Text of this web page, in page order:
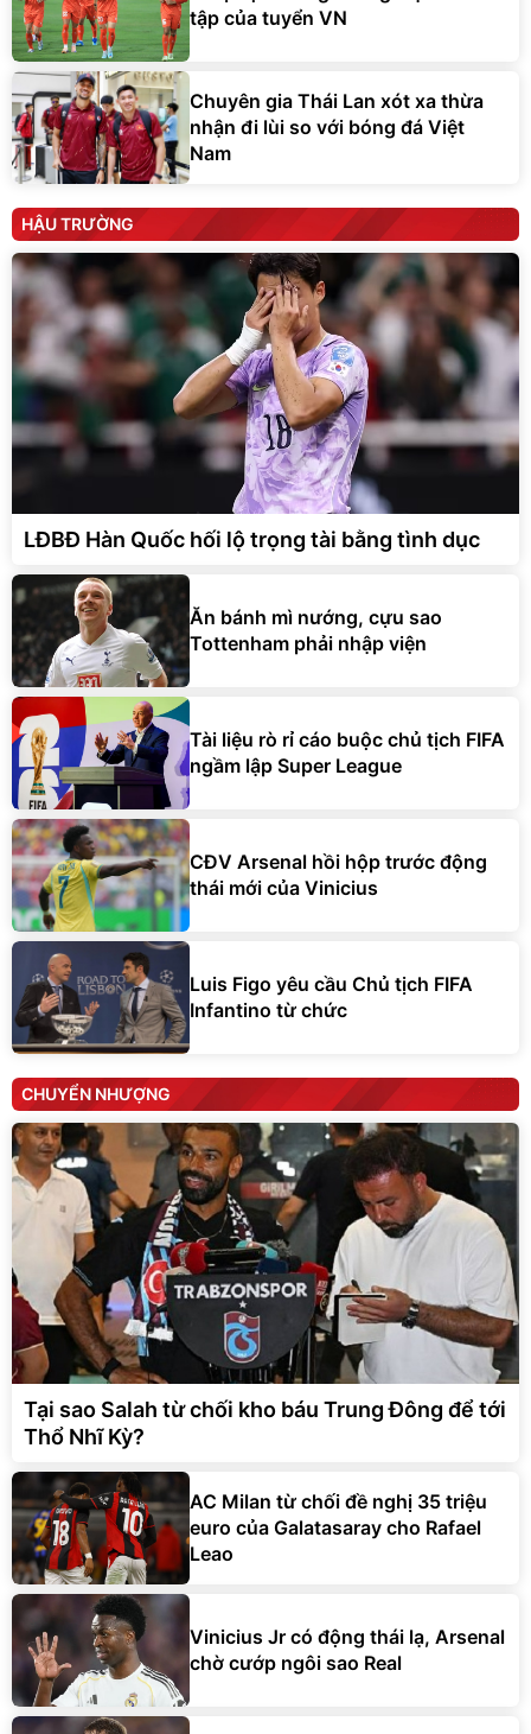
tập của tuyển VN
Chuyên gia Thái Lan xót xa thừa
nhận đi lùi so với bóng đá Việt
Nam
HẬU TRƯỜNG
LĐBĐ Hàn Quốc hối lộ trọng tài bằng tình dục
Ăn bánh mì nướng, cựu sao
Tottenham phải nhập viện
Tài liệu rò rỉ cáo buộc chủ tịch FIFA
ngầm lập Super League
CĐV Arsenal hồi hộp trước động
thái mới của Vinicius
Luis Figo yêu cầu Chủ tịch FIFA
Infantino từ chức
CHUYỂN NHƯỢNG
Tại sao Salah từ chối kho báu Trung Đông để tới
Thổ Nhĩ Kỳ?
AC Milan từ chối đề nghị 35 triệu
euro của Galatasaray cho Rafael
Leao
Vinicius Jr có động thái lạ, Arsenal
chờ cướp ngôi sao Real